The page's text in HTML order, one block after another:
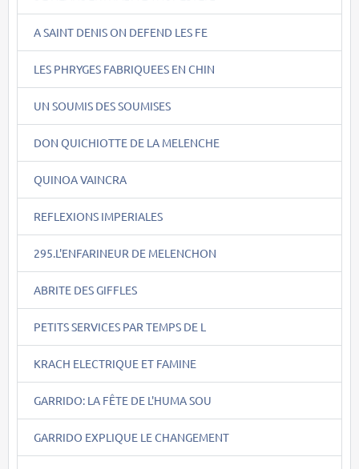
A SAINT DENIS ON DEFEND LES FE
LES PHRYGES FABRIQUEES EN CHIN
UN SOUMIS DES SOUMISES
DON QUICHIOTTE DE LA MELENCHE
QUINOA VAINCRA
REFLEXIONS IMPERIALES
295.L'ENFARINEUR DE MELENCHON
ABRITE DES GIFFLES
PETITS SERVICES PAR TEMPS DE L
KRACH ELECTRIQUE ET FAMINE
GARRIDO: LA FÊTE DE L'HUMA SOU
GARRIDO EXPLIQUE LE CHANGEMENT